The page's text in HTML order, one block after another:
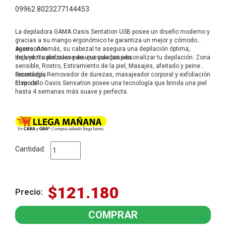
09962 8023277144453
La depiladora GAMA Oasis Sentation USB posee un diseño moderno y
gracias a su mango ergonómico te garantiza un mejor y cómodo
agarre. Además, su cabezal te asegura una depilación óptima,
dejando tu piel suave de una sola pasada.
Accesorios
Incluye 6 cabezales para que puedas personalizar tu depilación: Zona
sensible, Rostro, Estiramiento de la piel, Masajes, afeitado y peine
recortador, Removedor de durezas, masajeador corporal y exfoliación
corporal.
Tecnología
El modelo Oasis Sensation posee una tecnología que brinda una piel
hasta 4 semanas más suave y perfecta.
Cantidad:
Precio: $121.180